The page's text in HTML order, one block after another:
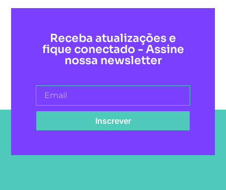
Receba atualizações e
fique conectado - Assine
nossa newsletter
Inscrever